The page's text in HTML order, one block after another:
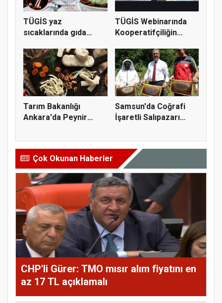
TÜGİS yaz
sıcaklarında gıda
TÜGİS Webinarında
Kooperatifçiliğin
Tarım Bakanlığı
Ankara'da Peynir
Samsun'da Coğrafi
İşaretli Salıpazarı
Çok Okunan Haberler
CHP'li Gürer: TMO mısır alım fiyatını en
az 17 TL açıklamalı